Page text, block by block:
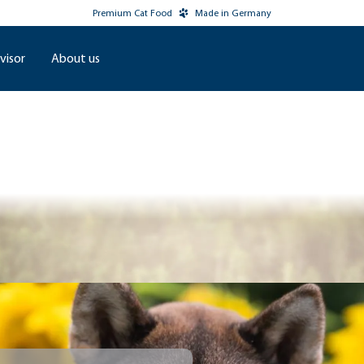
Premium Cat Food Made in Germany
About us